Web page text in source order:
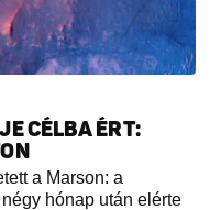
CÉLBA ÉRT:
a Marson: a
hónap után elérte